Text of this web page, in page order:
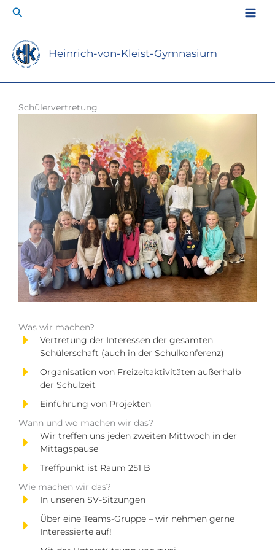
Zum
Inhalt
Suchen
Heinrich-von-Kleist-Gymnasium
Schülervertretung
Was wir machen?
Vertretung der Interessen der gesamten
Schülerschaft (auch in der Schulkonferenz)
Organisation von Freizeitaktivitäten außerhalb
der Schulzeit
Einführung von Projekten
Wann und wo machen wir das?
Wir treffen uns jeden zweiten Mittwoch in der
Mittagspause
Treffpunkt ist Raum 251 B
Wie machen wir das?
In unseren SV-Sitzungen
Über eine Teams-Gruppe – wir nehmen gerne
Interessierte auf!